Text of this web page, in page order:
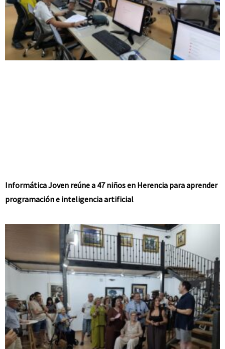
Informática Joven reúne a 47 niños en Herencia para aprender
programación e inteligencia artificial